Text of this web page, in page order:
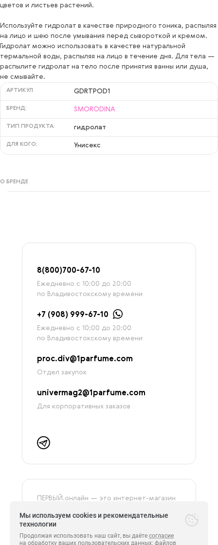
цветов и листьев растений.
Используйте гидролат в качестве природного тоника, распыляя
на лицо и шею после умывания перед сывороткой и кремом.
Гидролат можно использовать в качестве натуральной
термальной воды, распыляя на лицо в течение дня. Для тела —
распылите гидролат на тело после принятия ванны или душа,
не смывайте.
АРТИКУЛ GDRTPOD1
БРЕНД: SMORODINA
ТИП ПРОДУКТА: гидролат
ДЛЯ КОГО: Унисекс
О БРЕНДЕ
8(800)700-67-10
Ежедневно с 10:00 до 20:00
по Владивостокскому времени
+7 (908) 999-67-10
Ежедневно с 10:00 до 20:00
по Владивостокскому времени
proc.div@1parfume.com
Отдел закупок
univermag2@1parfume.com
Для корпоративных заказов
ПЕРВЫЙ.онлайн — это интернет-магазин
(сеть магазинов «Первый парфюмерный»,
Универмаг «ПЕРВЫЙ»).
На сайте представлена только
оригинальная и сертифицированная
Мы используем cookies и рекомендательные
технологии
Продолжая использовать наш сайт, вы даёте согласие
на обработку ваших пользовательских данных: файлов